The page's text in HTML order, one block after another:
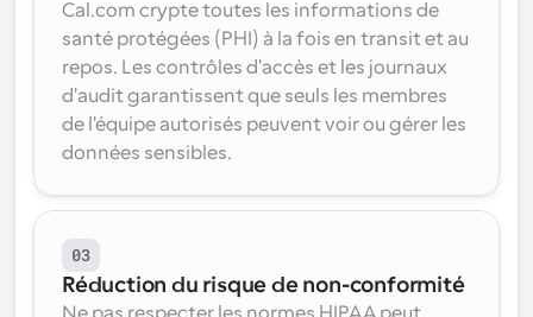
Cal.com crypte toutes les informations de
santé protégées (PHI) à la fois en transit et au
repos. Les contrôles d'accès et les journaux
d'audit garantissent que seuls les membres
de l'équipe autorisés peuvent voir ou gérer les
données sensibles.
03
Réduction du risque de non-conformité